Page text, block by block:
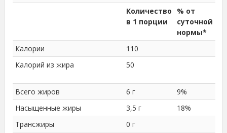
Количество
в 1 порции
% от
суточной
нормы*
Калории
110
Калорий из жира
50
Всего жиров 6 г
9%
Насыщенные жиры
3,5 г
18%
Трансжиры
0 г